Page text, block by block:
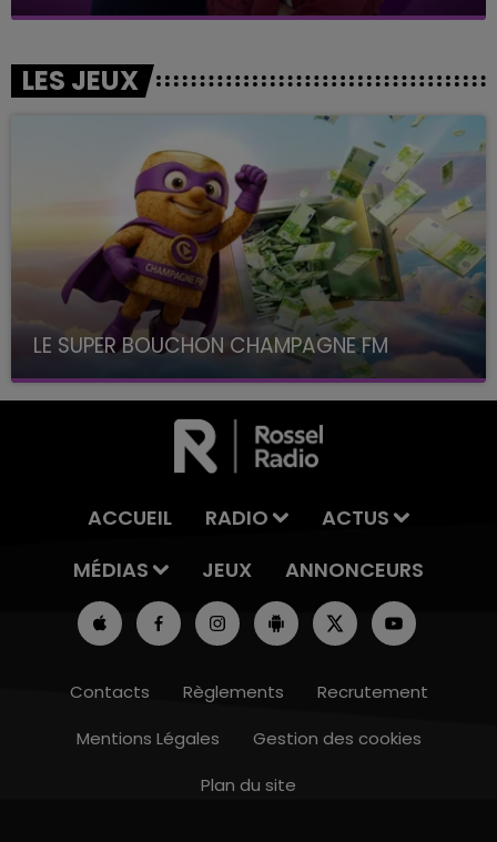
LES JEUX
LE SUPER BOUCHON CHAMPAGNE FM
avec La Famille Champagne FM, à 8H10
ACCUEIL RADIO
ACTUS
MÉDIAS
JEUX ANNONCEURS
Contacts Règlements
Recrutement
Mentions Légales
Gestion des cookies
Plan du site